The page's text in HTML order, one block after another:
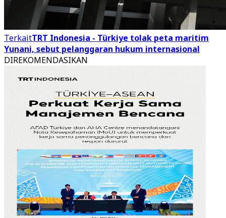
TerkaitTRT Indonesia - Türkiye tolak peta maritim
Yunani, sebut pelanggaran hukum internasional
DIREKOMENDASIKAN